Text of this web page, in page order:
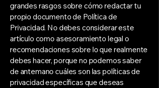
grandes rasgos sobre cómo redactar tu
propio documento de Política de
Privacidad. No debes considerar este
artículo como asesoramiento legal o
recomendaciones sobre lo que realmente
debes hacer, porque no podemos saber
de antemano cuáles son las políticas de
privacidad específicas que deseas